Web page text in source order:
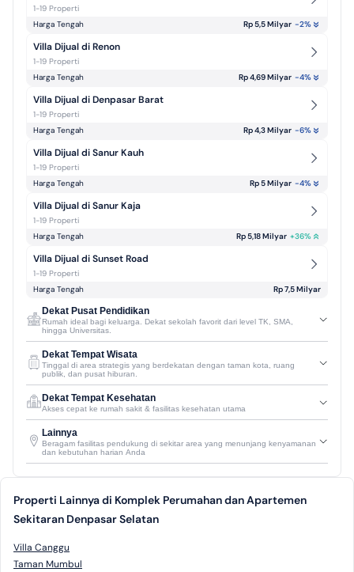
1-19 Properti
Harga Tengah
Rp 5,5 Milyar -2%
Villa Dijual di Renon
1-19 Properti
Harga Tengah
Rp 4,69 Milyar -4%
Villa Dijual di Denpasar Barat
1-19 Properti
Harga Tengah
Rp 4,3 Milyar -6%
Villa Dijual di Sanur Kauh
1-19 Properti
Harga Tengah
Rp 5 Milyar -4%
Villa Dijual di Sanur Kaja
1-19 Properti
Harga Tengah
Rp 5,18 Milyar +36%
Villa Dijual di Sunset Road
1-19 Properti
Harga Tengah
Rp 7,5 Milyar
Dekat Pusat Pendidikan
Rumah ideal bagi keluarga. Dekat sekolah favorit dari level TK, SMA,
hingga Universitas.
Dekat Tempat Wisata
Tinggal di area strategis yang berdekatan dengan taman kota, ruang
publik, dan pusat hiburan.
Dekat Tempat Kesehatan
Akses cepat ke rumah sakit & fasilitas kesehatan utama
Lainnya
Beragam fasilitas pendukung di sekitar area yang menunjang kenyamanan
dan kebutuhan harian Anda
Properti Lainnya di Komplek Perumahan dan Apartemen
Sekitaran Denpasar Selatan
Villa Canggu
Taman Mumbul